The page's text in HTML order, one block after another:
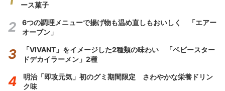
ース菓子
6つの調理メニューで揚げ物も温め直しもおいしく 「エアー
オーブン」
「VIVANT」をイメージした2種類の味わい 「ベビースター
ドデカイラーメン」2種
明治「即攻元気」初のグミ期間限定 さわやかな栄養ドリン
ク味